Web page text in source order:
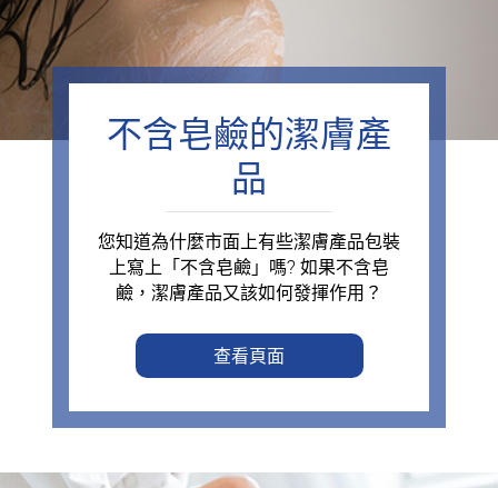
不含皂鹼的潔膚產
品
您知道為什麼市面上有些潔膚產品包裝
上寫上「不含皂鹼」嗎? 如果不含皂
鹼，潔膚產品又該如何發揮作用？
查看頁面